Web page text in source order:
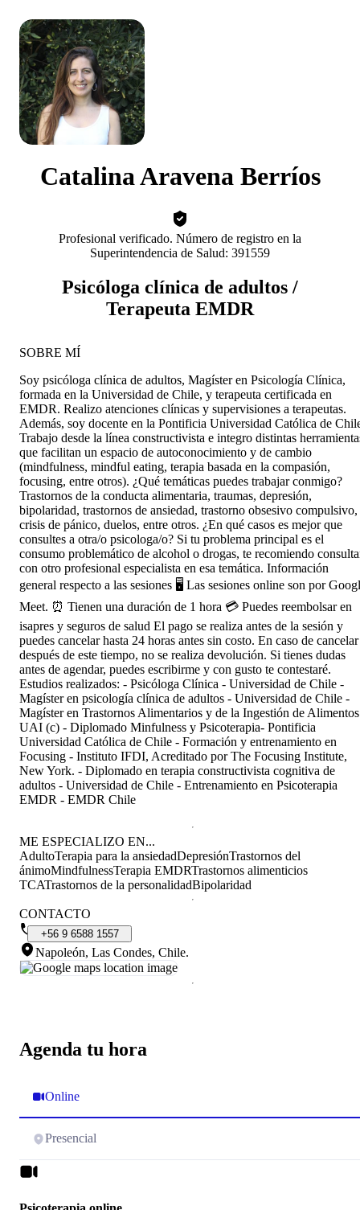
Catalina Aravena Berríos
Profesional verificado. Número de registro en la
Superintendencia de Salud: 391559
Psicóloga clínica de adultos /
Terapeuta EMDR
Agenda tu hora
Online
Presencial
SOBRE MÍ
Soy psicóloga clínica de adultos, Magíster en Psicología Clínica,
formada en la Universidad de Chile, y terapeuta certificada en
EMDR. Realizo atenciones clínicas y supervisiones a terapeutas.
Además, soy docente en la Pontificia Universidad Católica de
Trabajo desde la línea constructivista e integro distintas
que facilitan un espacio de autoconocimiento y de cambio
(mindfulness, mindful eating, terapia basada en la compasión,
focusing, entre otros). ¿Qué temáticas puedes trabajar conmigo?
Trastornos de la conducta alimentaria, traumas, depresión,
bipolaridad, trastornos de ansiedad, trastorno obsesivo compulsivo,
crisis de pánico, duelos, entre otros. ¿En qué casos es mejor que
consultes a otra/o psicologa/o? Si tu problema principal es el
consumo problemático de alcohol o drogas, te recomiendo
con otro profesional especialista en esa temática. Información
general respecto a las sesiones 🖥️ Las sesiones online son por
Meet. ⏰ Tienen una duración de 1 hora 💳 Puedes reembolsar en
isapres y seguros de salud El pago se realiza antes de la sesión y
puedes cancelar hasta 24 horas antes sin costo. En caso de cancelar
después de este tiempo, no se realiza devolución. Si tienes dudas
antes de agendar, puedes escribirme y con gusto te contestaré.
Estudios realizados: - Psicóloga Clínica - Universidad de Chile -
Magíster en psicología clínica de adultos - Universidad de Chile -
Magíster en Trastornos Alimentarios y de la Ingestión de
UAI (c) - Diplomado Minfulness y Psicoterapia- Pontificia
Universidad Católica de Chile - Formación y entrenamiento en
Focusing - Instituto IFDI, Acreditado por The Focusing Institute,
New York. - Diplomado en terapia constructivista cognitiva de
adultos - Universidad de Chile - Entrenamiento en Psicoterapia
EMDR - EMDR Chile
ME ESPECIALIZO EN...
AdultoTerapia para la ansiedadDepresiónTrastornos del
ánimoMindfulnessTerapia EMDRTrastornos alimenticios
TCATrastornos de la personalidadBipolaridad
CONTACTO
+56 9 6588 1557
Napoleón, Las Condes, Chile.